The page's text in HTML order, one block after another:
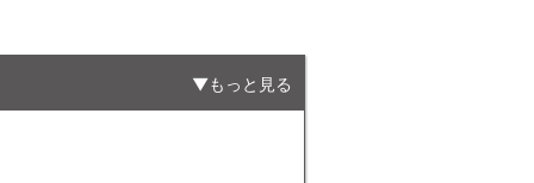
もっと見る